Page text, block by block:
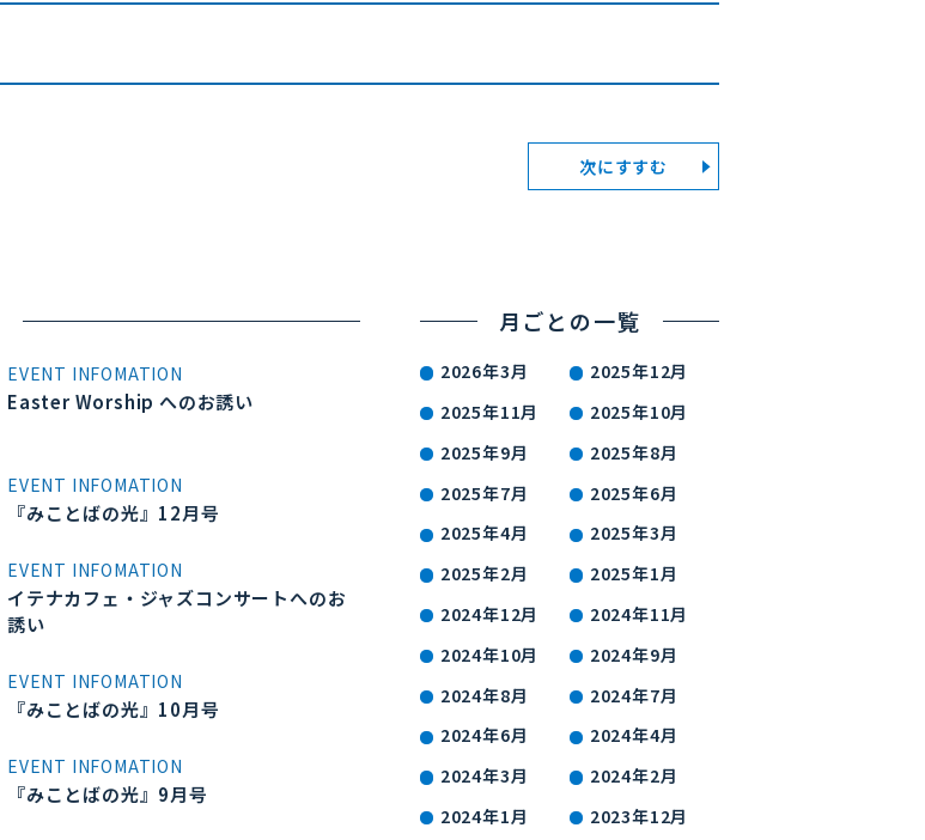
次にすすむ
EVENT INFOMATION
Easter Worship へのお誘い
EVENT INFOMATION
『みことばの光』12月号
EVENT INFOMATION
イテナカフェ・ジャズコンサートへのお
誘い
EVENT INFOMATION
『みことばの光』10月号
EVENT INFOMATION
『みことばの光』9月号
月ごとの一覧
2026年3月
2025年12月
2025年11月
2025年10月
2025年9月
2025年8月
2025年7月
2025年6月
2025年4月
2025年3月
2025年2月
2025年1月
2024年12月
2024年11月
2024年10月
2024年9月
2024年8月
2024年7月
2024年6月
2024年4月
2024年3月
2024年2月
2024年1月
2023年12月